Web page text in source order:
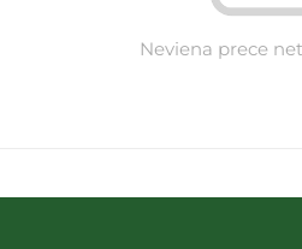
Neviena prece